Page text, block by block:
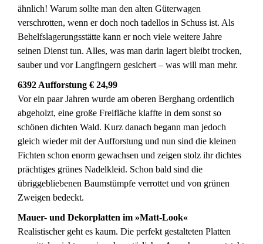
ähnlich! Warum sollte man den alten Güterwagen
verschrotten, wenn er doch noch tadellos in Schuss ist. Als
Behelfslagerungsstätte kann er noch viele weitere Jahre
seinen Dienst tun. Alles, was man darin lagert bleibt trocken,
sauber und vor Langfingern gesichert – was will man mehr.
6392 Aufforstung € 24,99
Vor ein paar Jahren wurde am oberen Berghang ordentlich
abgeholzt, eine große Freifläche klaffte in dem sonst so
schönen dichten Wald. Kurz danach begann man jedoch
gleich wieder mit der Aufforstung und nun sind die kleinen
Fichten schon enorm gewachsen und zeigen stolz ihr dichtes
prächtiges grünes Nadelkleid. Schon bald sind die
übriggebliebenen Baumstümpfe verrottet und von grünen
Zweigen bedeckt.
Mauer- und Dekorplatten im »Matt-Look«
Realistischer geht es kaum. Die perfekt gestalteten Platten